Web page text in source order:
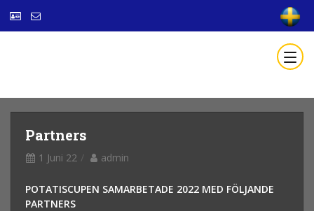
Partners
1 Juni 22 admin
POTATISCUPEN SAMARBETADE 2022 MED FÖLJANDE
PARTNERS